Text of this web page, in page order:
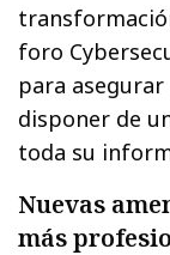
foro
para
disponer de
toda su
Nuevas
más